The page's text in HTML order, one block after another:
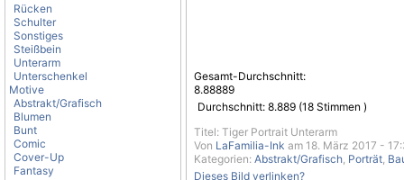
Rücken
Schulter
Sonstiges
Steißbein
Unterarm
Unterschenkel
Motive
Abstrakt/Grafisch
Blumen
Bunt
Comic
Cover-Up
Fantasy
Gesamt-Durchschnitt:
8.88889
Durchschnitt: 8.889 (18 Stimmen )
Titel: Tiger Portrait Unterarm
Von LaFamilia-Ink am 18. März 2017 -
Kategorien: Abstrakt/Grafisch, Porträt,
Dieses Bild verlinken?